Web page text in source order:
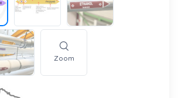
Zoom